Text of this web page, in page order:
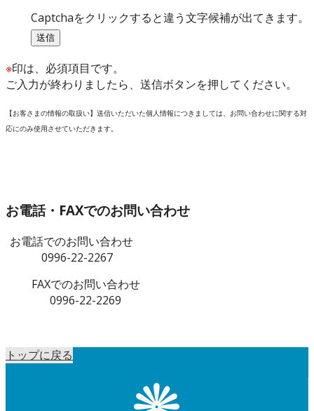
Captchaをクリックすると違う文字候補が出てきます。
※印は、必須項目です。
ご入力が終わりましたら、送信ボタンを押してください。
【お客さまの情報の取扱い】 送信いただいた個人情報につきましては、お問い合わせに関する対
応にのみ使用させていただきます。
お電話・FAXでのお問い合わせ
お電話でのお問い合わせ
0996-22-2267
FAXでのお問い合わせ
0996-22-2269
トップに戻る